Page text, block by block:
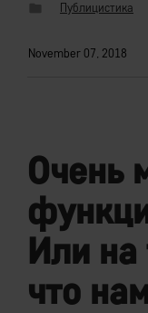
Публицистика
November 07, 2018
Очень
Или на
что